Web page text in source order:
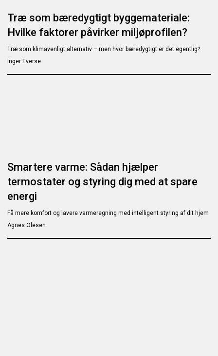
Træ som bæredygtigt byggemateriale:
Hvilke faktorer påvirker miljøprofilen?
Træ som klimavenligt alternativ – men hvor bæredygtigt er det egentlig?
Inger Everse
Smartere varme: Sådan hjælper
termostater og styring dig med at spare
energi
Få mere komfort og lavere varmeregning med intelligent styring af dit hjem
Agnes Olesen